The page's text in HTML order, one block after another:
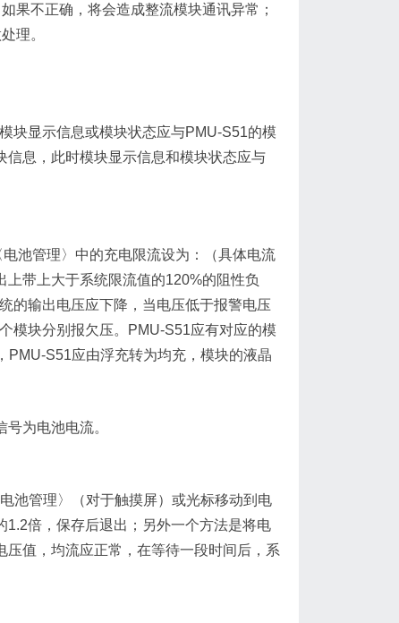
果不正确，将会造成整流模块通讯异常；
理。
块显示信息或模块状态应与PMU-S51的模
息，此时模块显示信息和模块状态应与
池管理〉中的充电限流设为：（具体电流
带上大于系统限流值的120%的阻性负
的输出电压应下降，当电压低于报警电压
模块分别报欠压。PMU-S51应有对应的模
PMU-S51应由浮充转为均充，模块的液晶
为电池电流。
池管理〉（对于触摸屏）或光标移动到电
倍，保存后退出；另外一个方法是将电
值，均流应正常，在等待一段时间后，系